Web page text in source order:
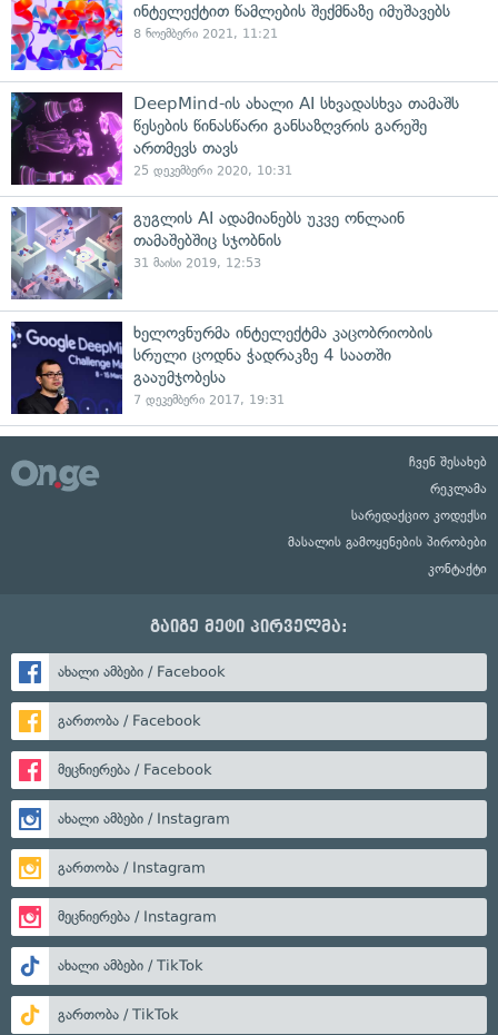
ინტელექტით წამლების შექმნაზე იმუშავებს
8 ნოემბერი 2021, 11:21
DeepMind-ის ახალი AI სხვადასხვა თამაშს
წესების წინასწარი განსაზღვრის გარეშე
ართმევს თავს
25 დეკემბერი 2020, 10:31
გუგლის AI ადამიანებს უკვე ონლაინ
თამაშებშიც სჯობნის
31 მაისი 2019, 12:53
ხელოვნურმა ინტელექტმა კაცობრიობის
სრული ცოდნა ჭადრაკზე 4 საათში
გააუმჯობესა
7 დეკემბერი 2017, 19:31
ჩვენ შესახებ
რეკლამა
სარედაქციო კოდექსი
მასალის გამოყენების პირობები
კონტაქტი
გაიგე მეტი პირველმა:
ახალი ამბები / Facebook
გართობა / Facebook
მეცნიერება / Facebook
ახალი ამბები / Instagram
გართობა / Instagram
მეცნიერება / Instagram
ახალი ამბები / TikTok
გართობა / TikTok